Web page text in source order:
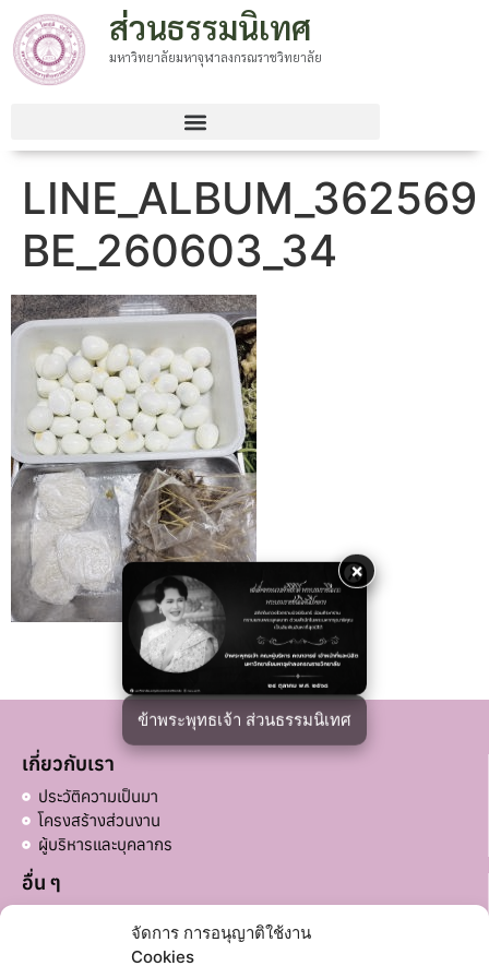
จัดการ การอนุญาติใช้งาน
Cookies
×
ข้าพระพุทธเจ้า ส่วนธรรมนิเทศ
ส่วนธรรมนิเทศ
มหาวิทยาลัยมหาจุฬาลงกรณราชวิทยาลัย
LINE_ALBUM_362569
BE_260603_34
เกี่ยวกับเรา
ประวัติความเป็นมา
โครงสร้างส่วนงาน
ผู้บริหารและบุคลากร
อื่น ๆ
ลิงก์ที่เกี่ยวข้อง